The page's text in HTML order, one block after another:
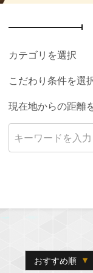
カテゴリを選択
こだわり条件を選
現在地からの距離
おすすめ順